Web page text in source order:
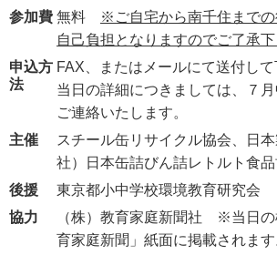
参加費 無料
※ご自宅から南千住までの
自己負担となりますのでご了承下
申込方
法
FAX、またはメールにて送付して
当日の詳細につきましては、７
ご連絡いたします。
主催
スチール缶リサイクル協会、日
社）日本缶詰びん詰レトルト食
後援
東京都小中学校環境教育研究会
協力
（株）教育家庭新聞社 ※当日の
育家庭新聞」紙面に掲載されます